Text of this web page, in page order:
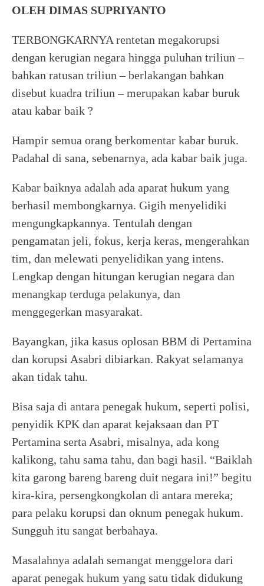
OLEH DIMAS SUPRIYANTO
TERBONGKARNYA rentetan megakorupsi
dengan kerugian negara hingga puluhan triliun –
bahkan ratusan triliun – berlakangan bahkan
disebut kuadra triliun – merupakan kabar buruk
atau kabar baik ?
Hampir semua orang berkomentar kabar buruk.
Padahal di sana, sebenarnya, ada kabar baik juga.
Kabar baiknya adalah ada aparat hukum yang
berhasil membongkarnya. Gigih menyelidiki
mengungkapkannya. Tentulah dengan
pengamatan jeli, fokus, kerja keras, mengerahkan
tim, dan melewati penyelidikan yang intens.
Lengkap dengan hitungan kerugian negara dan
menangkap terduga pelakunya, dan
menggegerkan masyarakat.
Bayangkan, jika kasus oplosan BBM di Pertamina
dan korupsi Asabri dibiarkan. Rakyat selamanya
akan tidak tahu.
Bisa saja di antara penegak hukum, seperti polisi,
penyidik KPK dan aparat kejaksaan dan PT
Pertamina serta Asabri, misalnya, ada kong
kalikong, tahu sama tahu, dan bagi hasil. “Baiklah
kita garong bareng bareng duit negara ini!” begitu
kira-kira, persengkongkolan di antara mereka;
para pelaku korupsi dan oknum penegak hukum.
Sungguh itu sangat berbahaya.
Masalahnya adalah semangat menggelora dari
aparat penegak hukum yang satu tidak didukung